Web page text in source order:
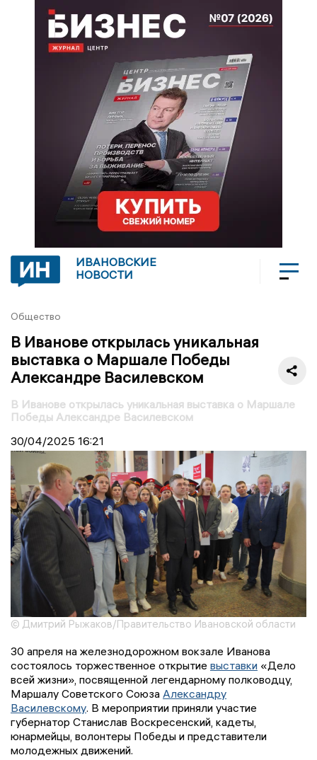
ИВАНОВСКИЕ
НОВОСТИ
Общество
В Иванове открылась уникальная
выставка о Маршале Победы
Александре Василевском
В Иванове открылась уникальная выставка о Маршале
Победы Александре Василевском
30/04/2025 16:21
© Дмитрий Рыжаков/Правительство Ивановской области
30 апреля на железнодорожном вокзале Иванова
состоялось торжественное открытие выставки «Дело
всей жизни», посвященной легендарному полководцу,
Маршалу Советского Союза Александру
Василевскому. В мероприятии приняли участие
губернатор Станислав Воскресенский, кадеты,
юнармейцы, волонтеры Победы и представители
молодежных движений.